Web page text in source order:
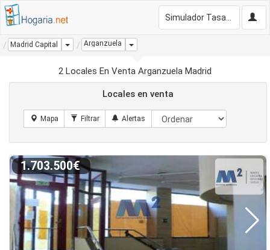
Madrid Capital Dropdown
Arganzuela Dropdown
2 Locales En Venta Arganzuela Madrid
Locales en venta
1.703.500€